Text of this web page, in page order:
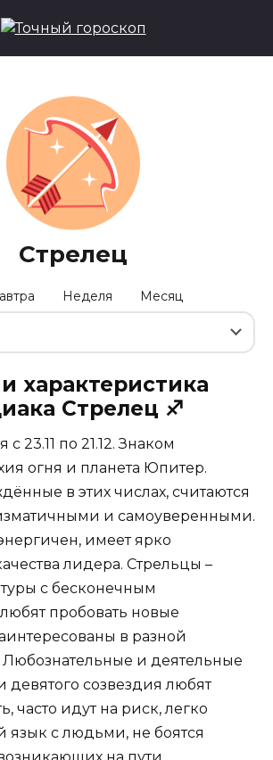
Стрелец
Неделя Месяц
характеристика
Стрелец ♐
23.11 по 21.12. Знаком
огня и планета Юпитер.
в этих числах, считаются
и самоуверенными.
имеет ярко
лидера. Стрельцы –
с бесконечным
пробовать новые
в разной
Любознательные и деятельные
девятого созвездия любят
часто идут на риск, легко
язык с людьми, не боятся
на пути